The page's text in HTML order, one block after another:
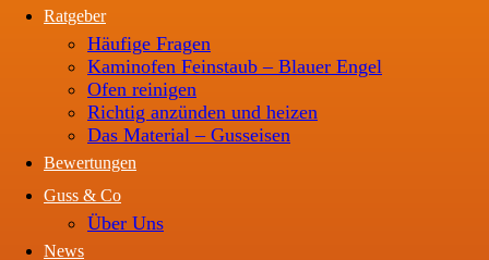
Ratgeber
Häufige Fragen
Kaminofen Feinstaub – Blauer Engel
Ofen reinigen
Richtig anzünden und heizen
Das Material – Gusseisen
Bewertungen
Guss & Co
Über Uns
News